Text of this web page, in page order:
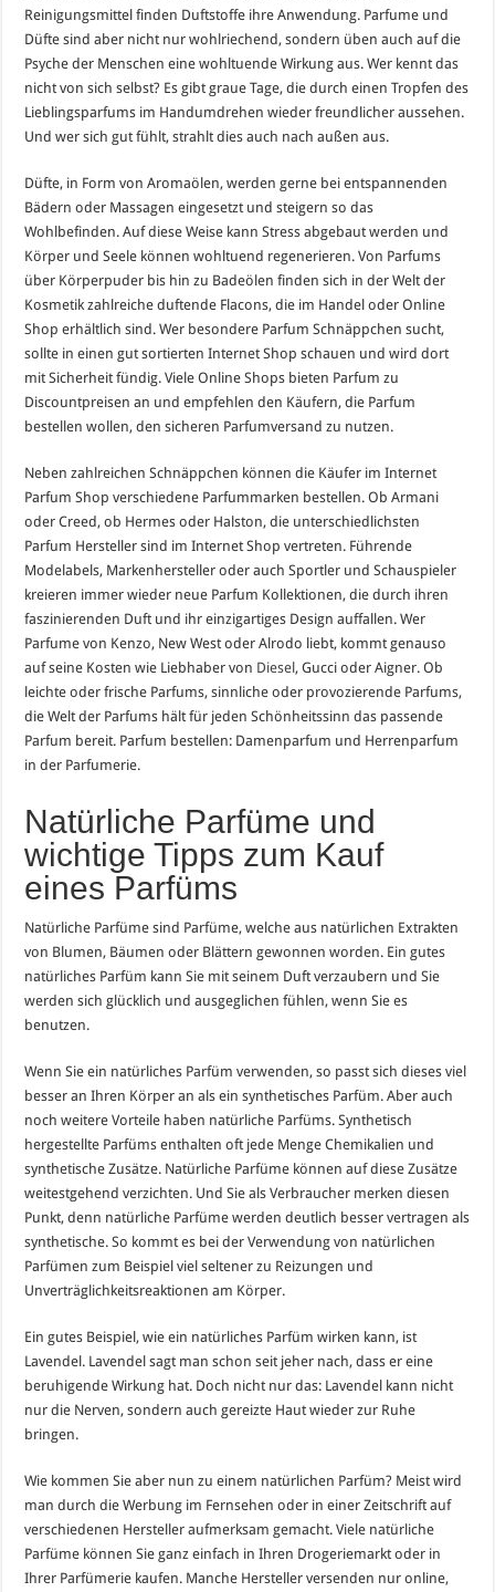
Reinigungsmittel finden Duftstoffe ihre Anwendung. Parfume und
Düfte sind aber nicht nur wohlriechend, sondern üben auch auf die
Psyche der Menschen eine wohltuende Wirkung aus. Wer kennt das
nicht von sich selbst? Es gibt graue Tage, die durch einen Tropfen des
Lieblingsparfums im Handumdrehen wieder freundlicher aussehen.
Und wer sich gut fühlt, strahlt dies auch nach außen aus.
Düfte, in Form von Aromaölen, werden gerne bei entspannenden
Bädern oder Massagen eingesetzt und steigern so das
Wohlbefinden. Auf diese Weise kann Stress abgebaut werden und
Körper und Seele können wohltuend regenerieren. Von Parfums
über Körperpuder bis hin zu Badeölen finden sich in der Welt der
Kosmetik zahlreiche duftende Flacons, die im Handel oder Online
Shop erhältlich sind. Wer besondere Parfum Schnäppchen sucht,
sollte in einen gut sortierten Internet Shop schauen und wird dort
mit Sicherheit fündig. Viele Online Shops bieten Parfum zu
Discountpreisen an und empfehlen den Käufern, die Parfum
bestellen wollen, den sicheren Parfumversand zu nutzen.
Neben zahlreichen Schnäppchen können die Käufer im Internet
Parfum Shop verschiedene Parfummarken bestellen. Ob Armani
oder Creed, ob Hermes oder Halston, die unterschiedlichsten
Parfum Hersteller sind im Internet Shop vertreten. Führende
Modelabels, Markenhersteller oder auch Sportler und Schauspieler
kreieren immer wieder neue Parfum Kollektionen, die durch ihren
faszinierenden Duft und ihr einzigartiges Design auffallen. Wer
Parfume von Kenzo, New West oder Alrodo liebt, kommt genauso
auf seine Kosten wie Liebhaber von Diesel, Gucci oder Aigner. Ob
leichte oder frische Parfums, sinnliche oder provozierende Parfums,
die Welt der Parfums hält für jeden Schönheitssinn das passende
Parfum bereit. Parfum bestellen: Damenparfum und Herrenparfum
in der Parfumerie.
Natürliche Parfüme und
wichtige Tipps zum Kauf
eines Parfüms
Natürliche Parfüme sind Parfüme, welche aus natürlichen Extrakten
von Blumen, Bäumen oder Blättern gewonnen worden. Ein gutes
natürliches Parfüm kann Sie mit seinem Duft verzaubern und Sie
werden sich glücklich und ausgeglichen fühlen, wenn Sie es
benutzen.
Wenn Sie ein natürliches Parfüm verwenden, so passt sich dieses viel
besser an Ihren Körper an als ein synthetisches Parfüm. Aber auch
noch weitere Vorteile haben natürliche Parfüms. Synthetisch
hergestellte Parfüms enthalten oft jede Menge Chemikalien und
synthetische Zusätze. Natürliche Parfüme können auf diese Zusätze
weitestgehend verzichten. Und Sie als Verbraucher merken diesen
Punkt, denn natürliche Parfüme werden deutlich besser vertragen als
synthetische. So kommt es bei der Verwendung von natürlichen
Parfümen zum Beispiel viel seltener zu Reizungen und
Unverträglichkeitsreaktionen am Körper.
Ein gutes Beispiel, wie ein natürliches Parfüm wirken kann, ist
Lavendel. Lavendel sagt man schon seit jeher nach, dass er eine
beruhigende Wirkung hat. Doch nicht nur das: Lavendel kann nicht
nur die Nerven, sondern auch gereizte Haut wieder zur Ruhe
bringen.
Wie kommen Sie aber nun zu einem natürlichen Parfüm? Meist wird
man durch die Werbung im Fernsehen oder in einer Zeitschrift auf
verschiedenen Hersteller aufmerksam gemacht. Viele natürliche
Parfüme können Sie ganz einfach in Ihren Drogeriemarkt oder in
Ihrer Parfümerie kaufen. Manche Hersteller versenden nur online,